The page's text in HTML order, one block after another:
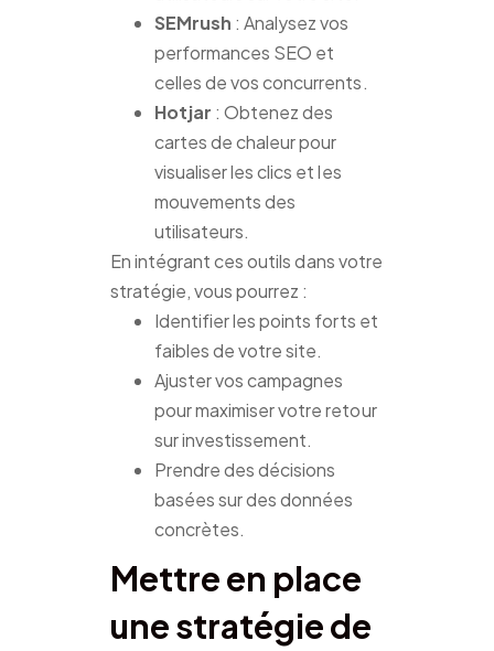
SEMrush : Analysez vos
performances SEO et
celles de vos concurrents.
Hotjar : Obtenez des
cartes de chaleur pour
visualiser les clics et les
mouvements des
utilisateurs.
En intégrant ces outils dans votre
stratégie, vous pourrez :
Identifier les points forts et
faibles de votre site.
Ajuster vos campagnes
pour maximiser votre retour
sur investissement.
Prendre des décisions
basées sur des données
concrètes.
Mettre en place
une stratégie de